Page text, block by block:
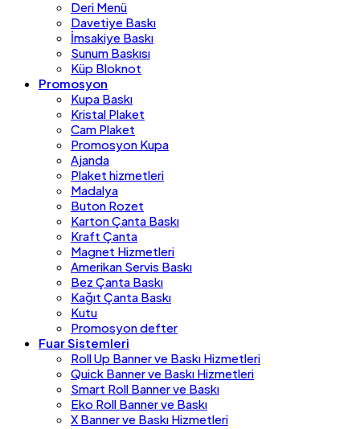
Deri Menü
Davetiye Baskı
İmsakiye Baskı
Sunum Baskısı
Küp Bloknot
Promosyon
Kupa Baskı
Kristal Plaket
Cam Plaket
Promosyon Kupa
Ajanda
Plaket hizmetleri
Madalya
Buton Rozet
Karton Çanta Baskı
Kraft Çanta
Magnet Hizmetleri
Amerikan Servis Baskı
Bez Çanta Baskı
Kağıt Çanta Baskı
Kutu
Promosyon defter
Fuar Sistemleri
Roll Up Banner ve Baskı Hizmetleri
Quick Banner ve Baskı Hizmetleri
Smart Roll Banner ve Baskı
Eko Roll Banner ve Baskı
X Banner ve Baskı Hizmetleri